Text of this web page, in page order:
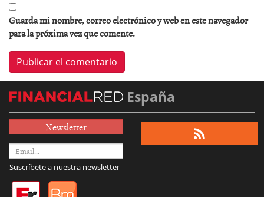
Guarda mi nombre, correo electrónico y web en este navegador
para la próxima vez que comente.
España
Newsletter
Suscríbete a nuestra newsletter